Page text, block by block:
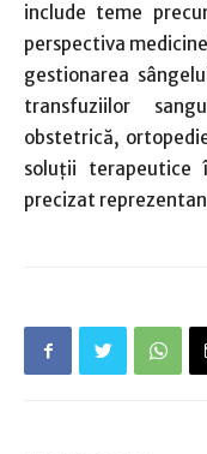
include teme
perspectiva
gestionarea
transfuziilor
obstetrică,
soluții terapeutice
precizat